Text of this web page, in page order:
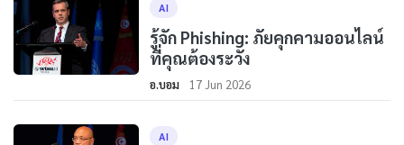
AI
รู้จัก Phishing: ภัยคุกคามออนไลน์
ที่คุณต้องระวัง
อ.บอม 17 Jun 2026
AI